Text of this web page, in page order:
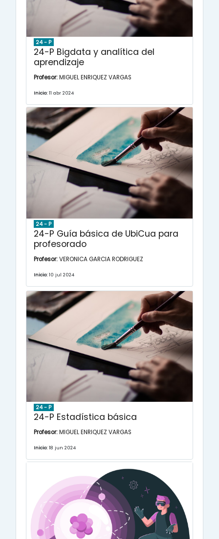
24 - P
24-P Bigdata y analítica del
aprendizaje
Profesor:MIGUEL ENRIQUEZ VARGAS
Inicio: 11 abr 2024
24 - P
24-P Guía básica de UbiCua para
profesorado
Profesor:VERONICA GARCIA RODRIGUEZ
Inicio: 10 jul 2024
24 - P
24-P Estadística básica
Profesor:MIGUEL ENRIQUEZ VARGAS
Inicio: 18 jun 2024